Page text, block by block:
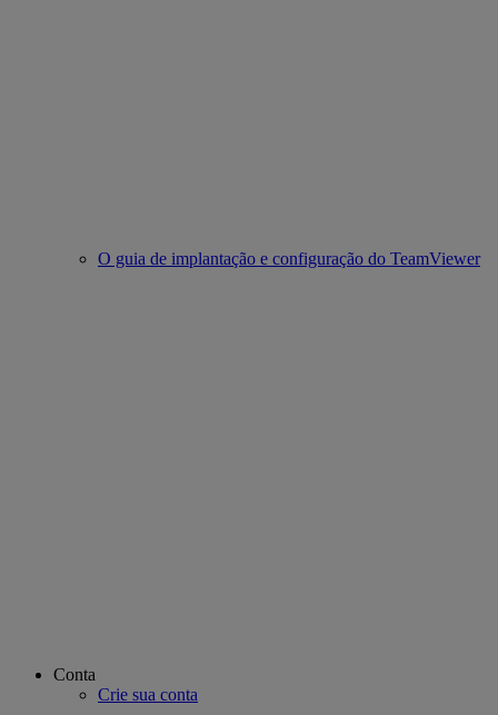
O guia de implantação e configuração do TeamViewer
Conta
Crie sua conta